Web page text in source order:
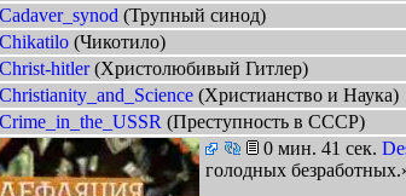
Cadaver_synod (Трупный синод)
Chikatilo (Чикотило)
Christ-hitler(Христолюбивый Гитлер)
Christianity_and_Science (Христианство и Наука)
Crime_in_the_USSR (Преступность в СССР)
0 мин. 41 сек.
голодных